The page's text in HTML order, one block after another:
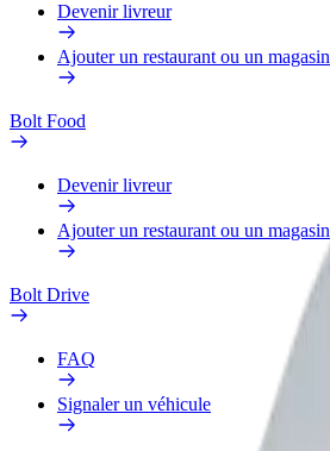
Devenir livreur
Ajouter un restaurant ou un magasin
Bolt Food
Devenir livreur
Ajouter un restaurant ou un magasin
Bolt Drive
FAQ
Signaler un véhicule